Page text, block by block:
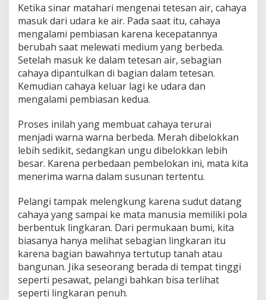
Ketika sinar matahari mengenai tetesan air, cahaya
masuk dari udara ke air. Pada saat itu, cahaya
mengalami pembiasan karena kecepatannya
berubah saat melewati medium yang berbeda.
Setelah masuk ke dalam tetesan air, sebagian
cahaya dipantulkan di bagian dalam tetesan.
Kemudian cahaya keluar lagi ke udara dan
mengalami pembiasan kedua.
Proses inilah yang membuat cahaya terurai
menjadi warna warna berbeda. Merah dibelokkan
lebih sedikit, sedangkan ungu dibelokkan lebih
besar. Karena perbedaan pembelokan ini, mata kita
menerima warna dalam susunan tertentu.
Pelangi tampak melengkung karena sudut datang
cahaya yang sampai ke mata manusia memiliki pola
berbentuk lingkaran. Dari permukaan bumi, kita
biasanya hanya melihat sebagian lingkaran itu
karena bagian bawahnya tertutup tanah atau
bangunan. Jika seseorang berada di tempat tinggi
seperti pesawat, pelangi bahkan bisa terlihat
seperti lingkaran penuh.